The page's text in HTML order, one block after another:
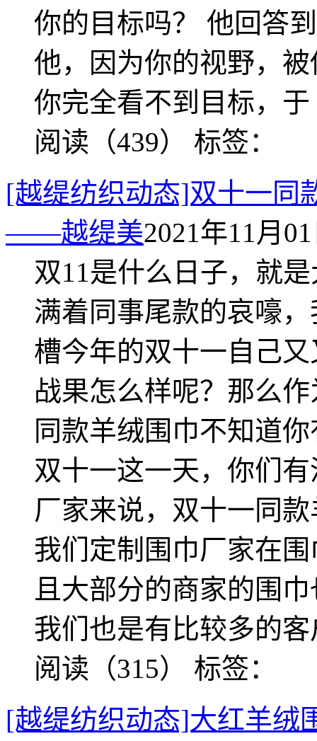
你的目标吗？ 他回答
他，因为你的视野，
你完全看不到目标，于
阅读（439） 标签：
[越缇纺织动态]双十一同
——越缇美2021年11月
双11是什么日子，就
满着同事尾款的哀嚎
槽今年的双十一自己
战果怎么样呢？那么
同款羊绒围巾不知道
双十一这一天，你们
厂家来说，双十一同
我们定制围巾厂家在
且大部分的商家的围
我们也是有比较多的
阅读（315） 标签：
[越缇纺织动态]大红羊